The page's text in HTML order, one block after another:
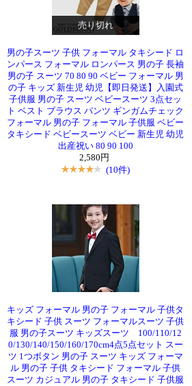
売り切れ
男の子スーツ 子供 フォーマル タキシード ロ
ンパース フォーマル ロンパース 男の子 長袖
男の子 スーツ 70 80 90 ベビー フォーマル 男
の子 キッズ 新生児 幼児【即日発送】入園式
子供服 男の子 スーツ ベビースーツ 3点セッ
ト ベスト ブラウス パンツ ギンガムチェック
フォーマル 男の子 フォーマル 子供服 ベビー
タキシード ベビースーツ ベビー 新生児 幼児
出産祝い 80 90 100
2,580円
(10件)
キッズ フォーマル 男の子 フォーマル 子供タ
キシード 子供 スーツ フォーマルスーツ 子供
服 男の子スーツ キッズスーツ 100/110/12
0/130/140/150/160/170cm4点5点セット スー
ツ 1つボタン 男の子 スーツ キッズ フォーマ
ル 男の子 子供 タキシード フォーマル 子供
スーツ カジュアル 男の子 タキシード 子供服